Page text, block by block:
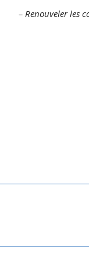
– Renouveler les